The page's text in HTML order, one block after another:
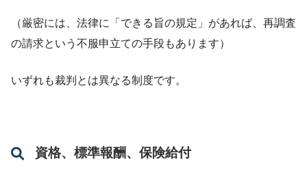
（厳密には、法律に「できる旨の規定」があれば、再調査
の請求という不服申立ての手段もあります）
いずれも裁判とは異なる制度です。
資格、標準報酬、保険給付